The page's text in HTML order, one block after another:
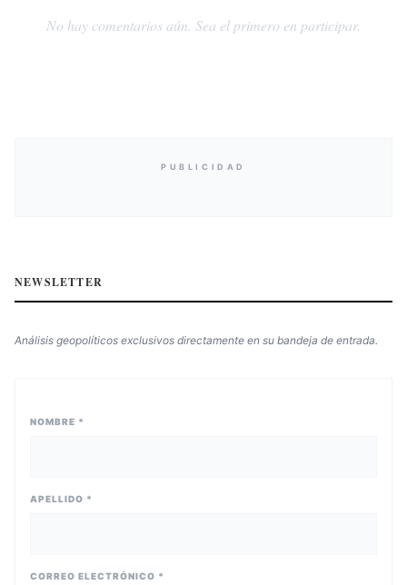
No hay comentarios aún. Sea el primero en participar.
PUBLICIDAD
NEWSLETTER
Análisis geopolíticos exclusivos directamente en su bandeja de entrada.
NOMBRE *
APELLIDO *
CORREO ELECTRÓNICO *